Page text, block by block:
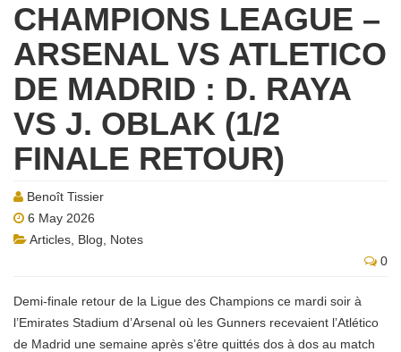
CHAMPIONS LEAGUE –
ARSENAL VS ATLETICO
DE MADRID : D. RAYA
VS J. OBLAK (1/2
FINALE RETOUR)
Benoît Tissier
6 May 2026
Articles Blog
Notes
0
Demi-finale retour de la Ligue des Champions ce mardi soir à
l’Emirates Stadium d’Arsenal où les Gunners recevaient l’Atlético
de Madrid une semaine après s’être quittés dos à dos au match